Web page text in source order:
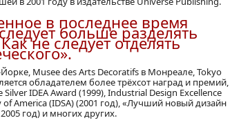
в последнее время
больше разделять
не следует отделять
Musee des Arts Decoratifs в Монреале, Tokyo
обладателем более трёхсот наград и премий,
IDEA Award (1999), Industrial Design Excellence
America (IDSA) (2001 год), «Лучший новый дизайн
год) и многих других.